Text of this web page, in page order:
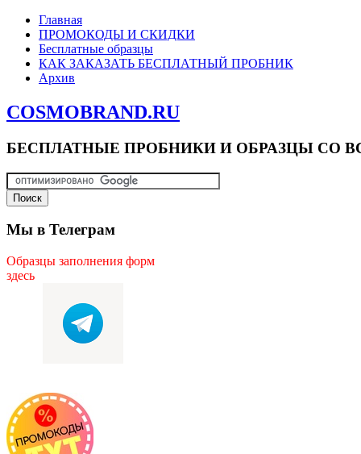
Главная
ПРОМОКОДЫ И СКИДКИ
Бесплатные образцы
КАК ЗАКАЗАТЬ БЕСПЛАТНЫЙ ПРОБНИК
Архив
COSMOBRAND.RU
БЕСПЛАТНЫЕ ПРОБНИКИ И ОБРАЗЦЫ СО
Мы в Телеграм
Образцы заполнения форм
здесь